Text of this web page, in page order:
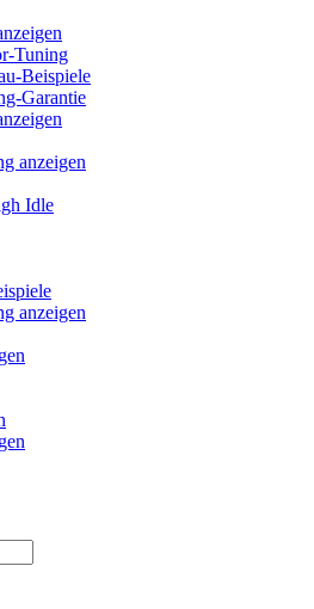
Tuning
Beispiele
Garantie
anzeigen
Idle
anzeigen